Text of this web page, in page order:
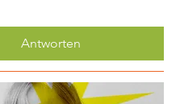
Antworten